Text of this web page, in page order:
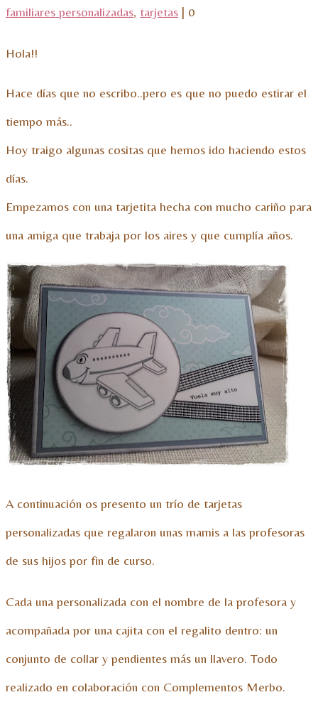
familiares personalizadas, tarjetas | 0
Hola!!
Hace días que no escribo..pero es que no puedo estirar el
tiempo más..
Hoy traigo algunas cositas que hemos ido haciendo estos
días.
Empezamos con una tarjetita hecha con mucho cariño para
una amiga que trabaja por los aires y que cumplía años.
A continuación os presento un trío de tarjetas
personalizadas que regalaron unas mamis a las profesoras
de sus hijos por fin de curso.
Cada una personalizada con el nombre de la profesora y
acompañada por una cajita con el regalito dentro: un
conjunto de collar y pendientes más un llavero. Todo
realizado en colaboración con Complementos Merbo.